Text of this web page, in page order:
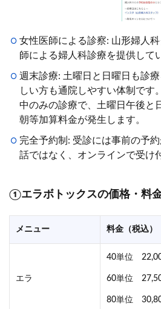
女性医師による診察: 山形婦人
師による婦人科診療を提供して
週末診療: 土曜日と日曜日も診
しい方も通院しやすい体制です
中のみの診療で、土曜日午後と
朝等加算料金が発生します。
完全予約制: 受診には事前の予
話ではなく、オンラインで受け
①エラボトックスの価格・料
メニュー 料金（税込）
エラ
40単位
60単位
80単位